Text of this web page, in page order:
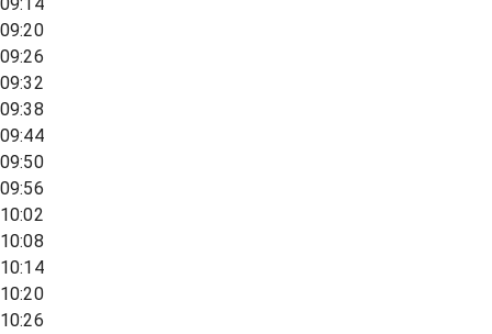
09:20
09:26
09:32
09:38
09:44
09:50
09:56
10:02
10:08
10:14
10:20
10:26